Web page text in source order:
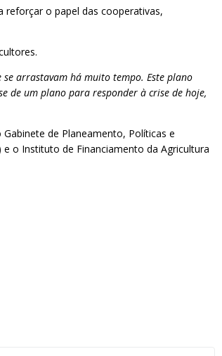
reforçar o papel das cooperativas,
se arrastavam há muito tempo. Este plano
de um plano para responder à crise de hoje,
de Planeamento, Políticas e
e o Instituto de Financiamento da Agricultura